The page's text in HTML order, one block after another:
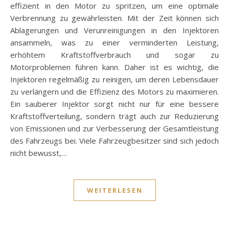
effizient in den Motor zu spritzen, um eine optimale
Verbrennung zu gewährleisten. Mit der Zeit können sich
Ablagerungen und Verunreinigungen in den Injektoren
ansammeln, was zu einer verminderten Leistung,
erhöhtem Kraftstoffverbrauch und sogar zu
Motorproblemen führen kann. Daher ist es wichtig, die
Injektoren regelmäßig zu reinigen, um deren Lebensdauer
zu verlängern und die Effizienz des Motors zu maximieren.
Ein sauberer Injektor sorgt nicht nur für eine bessere
Kraftstoffverteilung, sondern trägt auch zur Reduzierung
von Emissionen und zur Verbesserung der Gesamtleistung
des Fahrzeugs bei. Viele Fahrzeugbesitzer sind sich jedoch
nicht bewusst,…
WEITERLESEN